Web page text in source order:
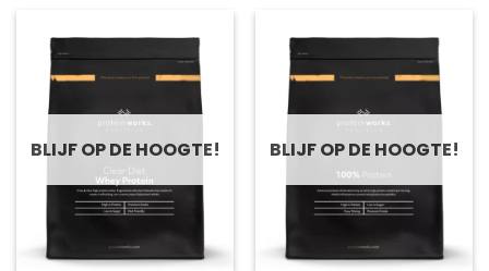
BLIJF OP DE HOOGTE! BLIJF OP DE HOOGTE!